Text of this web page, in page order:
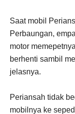
Saat mobil
Perbaungan,
motor
berhenti sambil
jelasnya.
Periansah tidak
mobilnya ke